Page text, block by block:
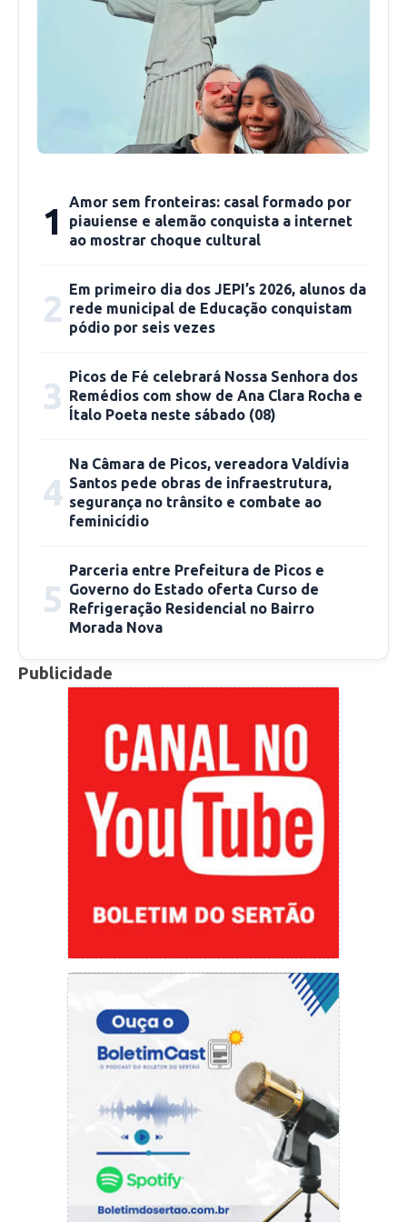
identidade usada diversas vezes por golpistas,
apresentam informações verdadeiras
sobre os processos para dar credibilidade às
. Em muitos casos, os falsários
emitir boletos com logotipos de
tribunais e assinaturas falsas, dificultando a
De acordo com investigações preliminares, os
criminosos utilizamCPFs de terceiros para
de telefone com DDDs de outros estados, o
que torna o rastreamento mais complexo
barreiras de segurança nos sistemas
públicos de consulta processualfacilita o
acesso às informações usadas pelos golpistas.
é necessário cadastro e senha para visualizar
detalhes de processos, em boa parte do país
qualquer pessoa pode acessar dados básicos de
de justiça.
A prática tem causado
a confiança da população no sistema de Justiça.
Muitos clientes, após serem enganados,
passam a desconfiar até de cobranças
legítimas, o que amplia os impactos do golpe.
Advogados orientam que qualquer cidadão que
receba mensagens com pedidos de
pagamento em nome de escritórios de
advocacia
deve verificar diretamente com o
profissional responsável pelo caso, utilizando
canais oficiais de contato já conhecidos
Também é importantedesconfiar de números
com DDD de fora da regiãoe de
comunicações fora dos padrões habituais.
Em casos de transferências indevidas,
recomenda-se
agir imediatamente
Caixa
Econômica Federalpermite cancelar a
operação em até 30 minutos após a transação.
Além disso, oBanco Centralcriou o
Mecanismo Especial de Devolução (MED)
que possibilita o bloqueio e o retorno dos
1
Amor sem fronteiras: casal formado por
piauiense e alemão conquista a internet
ao mostrar choque cultural
2 Em primeiro dia dos JEPI’s 2026, alunos da
rede municipal de Educação conquistam
pódio por seis vezes
3 Picos de Fé celebrará Nossa Senhora dos
Remédios com show de Ana Clara Rocha e
Ítalo Poeta neste sábado (08)
4
Na Câmara de Picos, vereadora Valdívia
Santos pede obras de infraestrutura,
segurança no trânsito e combate ao
feminicídio
5
Parceria entre Prefeitura de Picos e
Governo do Estado oferta Curso de
Refrigeração Residencial no Bairro
Morada Nova
Publicidade